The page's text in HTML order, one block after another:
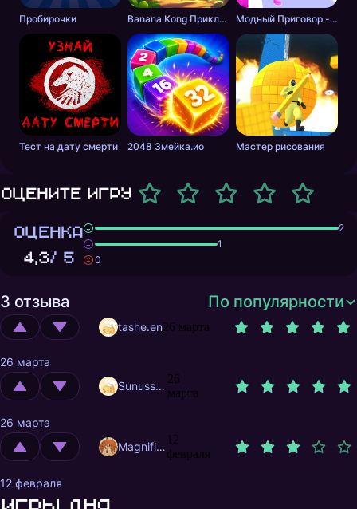
Пробирочки Banana Kong Приключение Модный Приговор - Одевалки для Девочек
Тест на дату смерти 2048 Змейка.ио Мастер рисования
Оцените игру
ОЦЕНКА
4,3/ 5
2
1
0
3 отзыва По популярности
tashe.en26 марта
26 марта
Sunusstex
26
марта
26 марта
MagnificentMrFox
12
февраля
12 февраля